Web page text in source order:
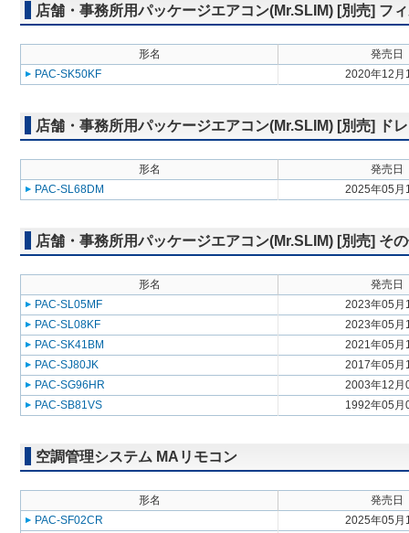
店舗・事務所用パッケージエアコン(Mr.SLIM) [別売] フ
形名
発売日
PAC-SK50KF
2020年12月
店舗・事務所用パッケージエアコン(Mr.SLIM) [別売] ド
形名
発売日
PAC-SL68DM
2025年05月
店舗・事務所用パッケージエアコン(Mr.SLIM) [別売] そ
形名
発売日
PAC-SL05MF
2023年05月
PAC-SL08KF
2023年05月
PAC-SK41BM
2021年05月
PAC-SJ80JK
2017年05月
PAC-SG96HR
2003年12月
PAC-SB81VS
1992年05月
空調管理システム MAリモコン
形名
発売日
PAC-SF02CR
2025年05月